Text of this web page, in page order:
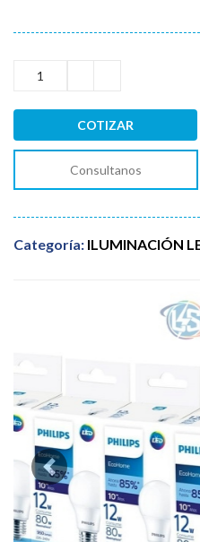
Previous
COTIZAR
Consultanos
Categoría: ILUMINACIÓN